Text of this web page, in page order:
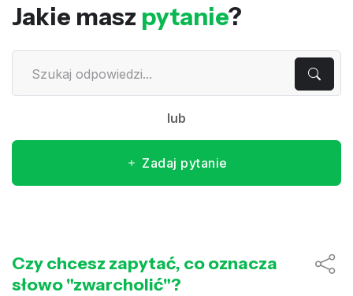
Jakie masz pytanie?
lub
Zadaj pytanie
Czy chcesz zapytać, co oznacza
słowo "zwarcholić"?